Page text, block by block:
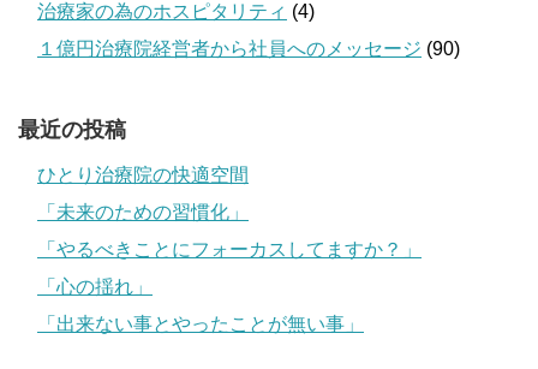
治療家の為のホスピタリティ (4)
１億円治療院経営者から社員へのメッセージ (90)
最近の投稿
ひとり治療院の快適空間
「未来のための習慣化」
「やるべきことにフォーカスしてますか？」
「心の揺れ」
「出来ない事とやったことが無い事」